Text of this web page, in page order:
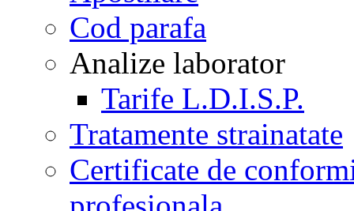
Cod parafa
Analize laborator
Tarife L.D.I.S.P.
Tratamente strainatate
Certificate de